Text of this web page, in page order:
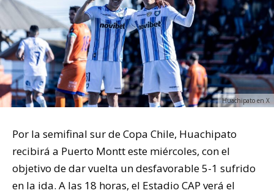
Huachipato en X
Por la semifinal sur de Copa Chile, Huachipato
recibirá a Puerto Montt este miércoles, con el
objetivo de dar vuelta un desfavorable 5-1 sufrido
en la ida. A las 18 horas, el Estadio CAP verá el